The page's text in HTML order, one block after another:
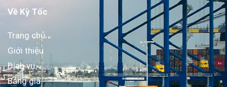
Về Kỳ Tốc
Trang chủ
Giới thiệu
Dịch vụ
Bảng giá